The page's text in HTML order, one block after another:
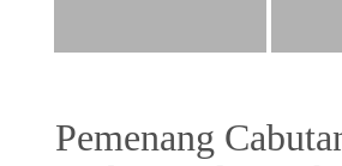
Pemenang